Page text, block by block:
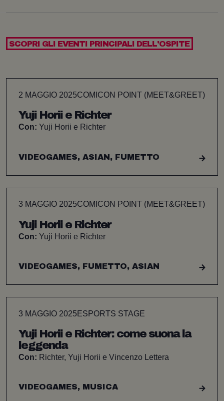
SCOPRI GLI EVENTI PRINCIPALI DELL'OSPITE
2 MAGGIO 2025COMICON POINT (MEET&GREET)
Yuji Horii e Richter
Con: Yuji Horii e Richter
VIDEOGAMES, ASIAN, FUMETTO
3 MAGGIO 2025COMICON POINT (MEET&GREET)
Yuji Horii e Richter
Con: Yuji Horii e Richter
VIDEOGAMES, FUMETTO, ASIAN
3 MAGGIO 2025 ESPORTS STAGE
Yuji Horii e Richter: come suona la
leggenda
Con: Richter, Yuji Horii e Vincenzo Lettera
VIDEOGAMES, MUSICA